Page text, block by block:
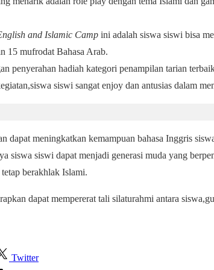
and Islamic Camp ini adalah siswa siswi bisa
15 mufrodat Bahasa Arab.
penyerahan hadiah kategori penampilan tarian
siswi sangat enjoy dan antusias dalam
dapat meningkatkan kemampuan bahasa Inggris
siswa siswi dapat menjadi generasi muda yang
berakhlak Islami.
dapat mempererat tali silaturahmi antara
Twitter